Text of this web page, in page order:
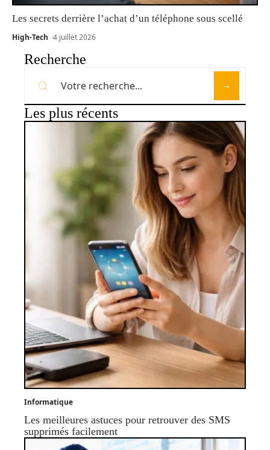
Les secrets derrière l’achat d’un téléphone sous scellé
High-Tech 4 juillet 2026
Recherche
Les plus récents
Informatique
Les meilleures astuces pour retrouver des SMS
supprimés facilement